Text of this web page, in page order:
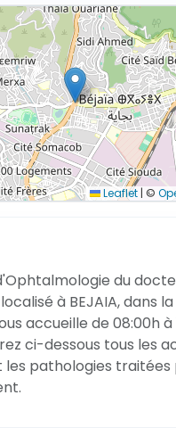
Leaflet | ©
du
localisé à BEJAIA, dans
accueille de 08:00h à
ci-dessous tous les
les pathologies